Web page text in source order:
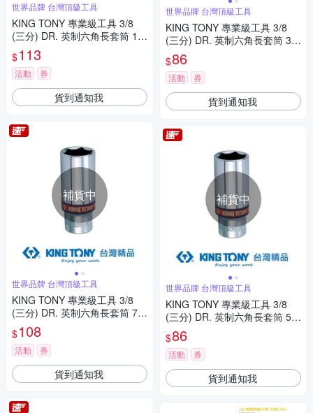
世界品牌 台灣頂級工具
KING TONY 專業級工具 3/8
(三分) DR. 英制六角長套筒 13/
16inch (323526S)
$113
活動 券
貨到通知我
補貨中
世界品牌 台灣頂級工具
KING TONY 專業級工具 3/8
(三分) DR. 英制六角長套筒 7/8
inch (323528S)
$108
活動 券
貨到通知我
世界品牌 台灣頂級工具
KING TONY 專業級工具 3/8
(三分) DR. 英制六角長套筒 3/8
inch (323512S)
$86
活動 券
貨到通知我
補貨中
世界品牌 台灣頂級工具
KING TONY 專業級工具 3/8
(三分) DR. 英制六角長套筒 5/8
inch (323520S)
$86
活動 券
貨到通知我